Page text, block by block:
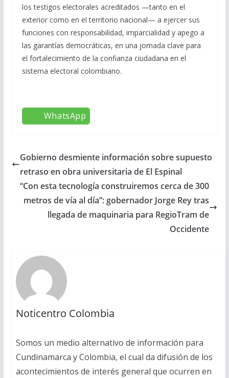
los testigos electorales acreditados —tanto en el
exterior como en el territorio nacional— a ejercer sus
funciones con responsabilidad, imparcialidad y apego a
las garantías democráticas, en una jornada clave para
el fortalecimiento de la confianza ciudadana en el
sistema electoral colombiano.
WhatsApp
Gobierno desmiente información sobre supuesto
retraso en obra universitaria de El Espinal
“Con esta tecnología construiremos cerca de 300
metros de vía al día”: gobernador Jorge Rey tras
llegada de maquinaria para RegioTram de
Occidente
Noticentro Colombia
Somos un medio alternativo de información para
Cundinamarca y Colombia, el cual da difusión de los
acontecimientos de interés general que ocurren en